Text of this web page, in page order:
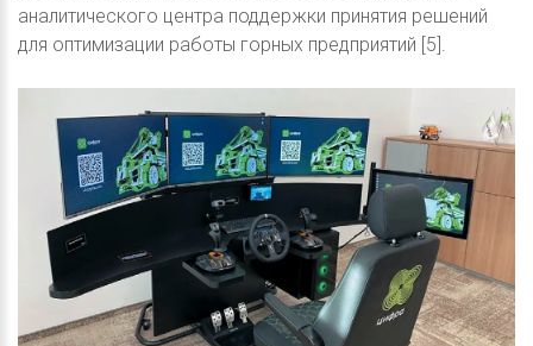
аналитического центра поддержки принятия решений
для оптимизации работы горных предприятий [5].